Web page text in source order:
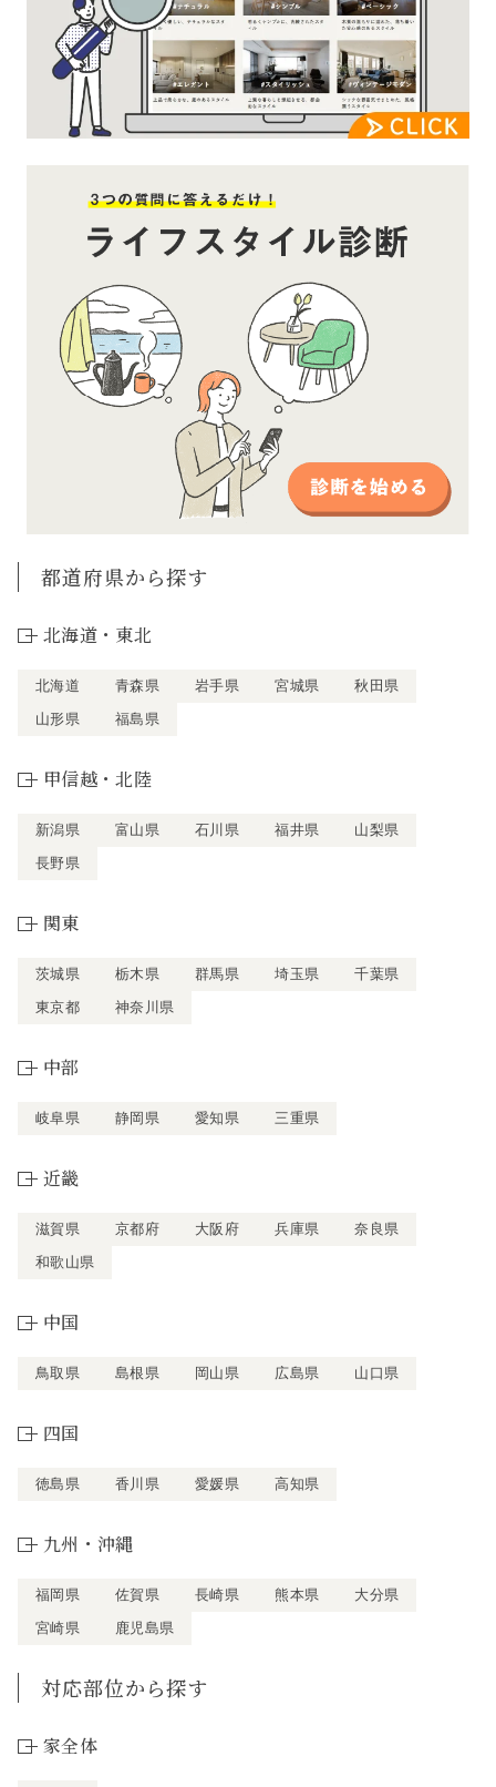
都道府県から探す
北海道・東北
北海道 青森県 岩手県 宮城県
秋田県
山形県
福島県
甲信越・北陸
新潟県 富山県 石川県 福井県
山梨県
長野県
関東
茨城県 栃木県 群馬県 埼玉県
千葉県
東京都
神奈川県
中部
岐阜県 静岡県 愛知県 三重県
近畿
滋賀県 京都府 大阪府 兵庫県
奈良県
和歌山県
中国
鳥取県 島根県 岡山県 広島県 山口県
四国
徳島県 香川県 愛媛県 高知県
九州・沖縄
福岡県 佐賀県 長崎県 熊本県
大分県
宮崎県
鹿児島県
対応部位から探す
家全体